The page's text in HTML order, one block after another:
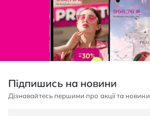
Підпишись на новини
Дізнавайтесь першими про акції та новини